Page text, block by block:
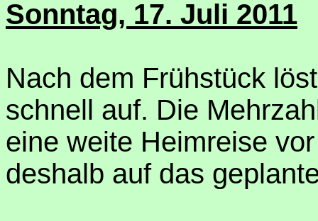
Sonntag, 17. Juli 2011
Nach dem Frühstück
schnell auf. Die
eine weite Heimreise
deshalb auf das